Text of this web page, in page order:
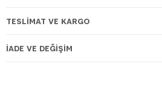
TESLIMAT VE KARGO
İADE VE DEĞIŞIM